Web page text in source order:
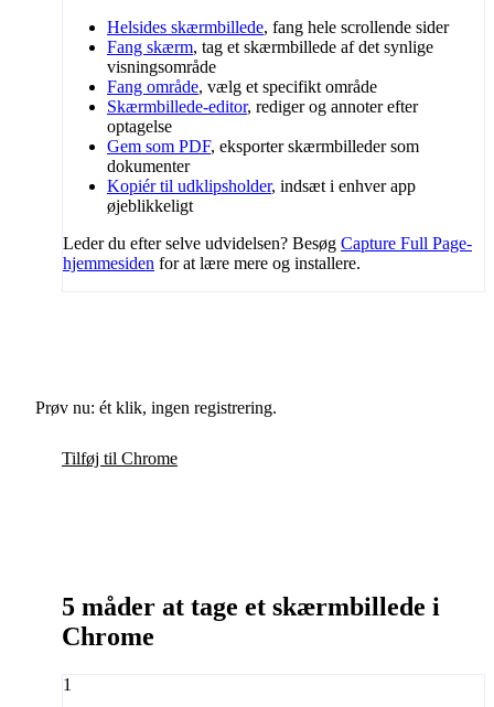
Helsides skærmbillede, fang hele scrollende sider
Fang skærm, tag et skærmbillede af det synlige
visningsområde
Fang område, vælg et specifikt område
Skærmbillede-editor, rediger og annoter efter
optagelse
Gem som PDF, eksporter skærmbilleder som
dokumenter
Kopiér til udklipsholder, indsæt i enhver app
øjeblikkeligt
Leder du efter selve udvidelsen? Besøg Capture Full Page-
hjemmesiden for at lære mere og installere.
Prøv nu: ét klik, ingen registrering.
Tilføj til Chrome
5 måder at tage et skærmbillede i
Chrome
1